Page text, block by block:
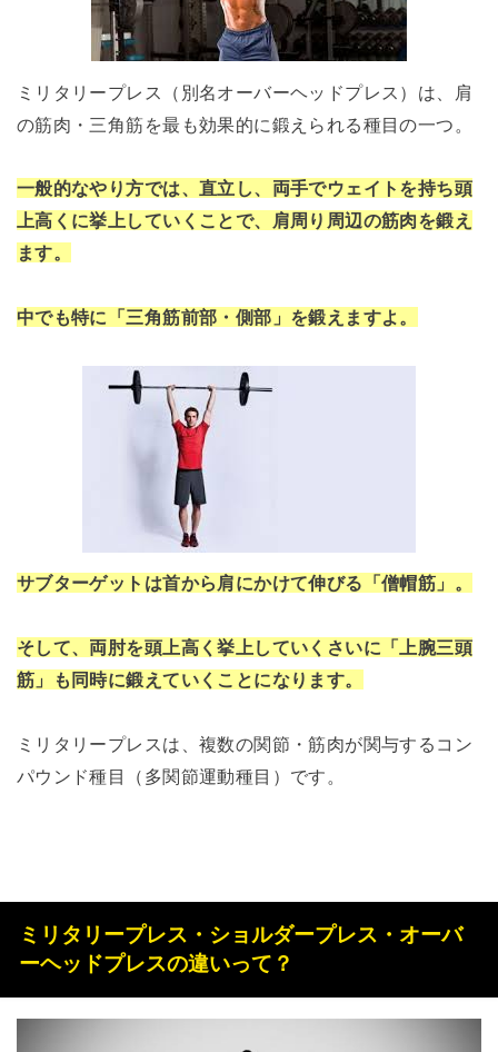
ミリタリープレス（別名オーバーヘッドプレス）は、肩
の筋肉・三角筋を最も効果的に鍛えられる種目の一つ。
一般的なやり方では、直立し、両手でウェイトを持ち頭
上高くに挙上していくことで、肩周り周辺の筋肉を鍛え
ます。
中でも特に「三角筋前部・側部」を鍛えますよ。
サブターゲットは首から肩にかけて伸びる「僧帽筋」。
そして、両肘を頭上高く挙上していくさいに「上腕三頭
筋」も同時に鍛えていくことになります。
ミリタリープレスは、複数の関節・筋肉が関与するコン
パウンド種目（多関節運動種目）です。
ミリタリープレス・ショルダープレス・オーバ
ーヘッドプレスの違いって？